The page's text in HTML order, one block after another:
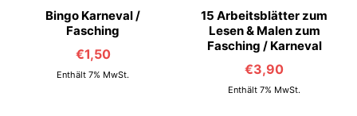
Bingo Karneval /
Fasching
€1,50
Enthält 7% MwSt.
15 Arbeitsblätter zum
Lesen & Malen zum
Fasching / Karneval
€3,90
Enthält 7% MwSt.